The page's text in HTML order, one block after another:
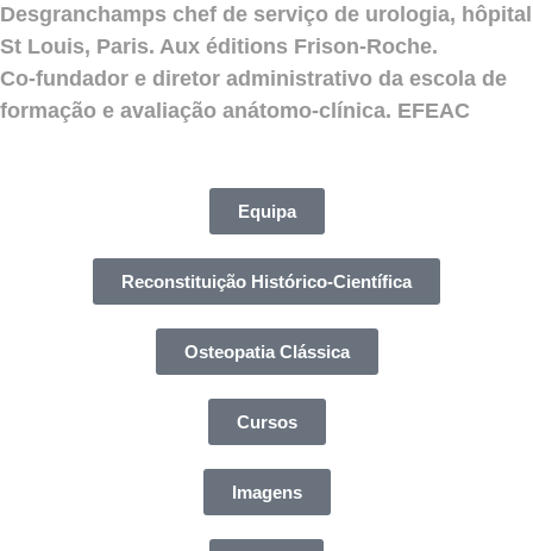
Desgranchamps chef de serviço de urologia, hôpital
St Louis, Paris. Aux éditions Frison-Roche.
Co-fundador e diretor administrativo da escola de
formação e avaliação anátomo-clínica. EFEAC
Equipa
Reconstituição Histórico-Científica
Osteopatia Clássica
Cursos
Imagens